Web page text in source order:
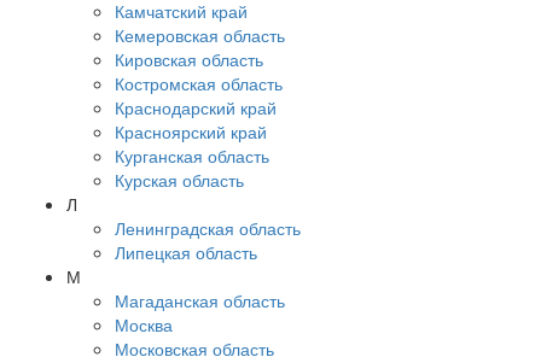
Камчатский край
Кемеровская область
Кировская область
Костромская область
Краснодарский край
Красноярский край
Курганская область
Курская область
Л
Ленинградская область
Липецкая область
М
Магаданская область
Москва
Московская область